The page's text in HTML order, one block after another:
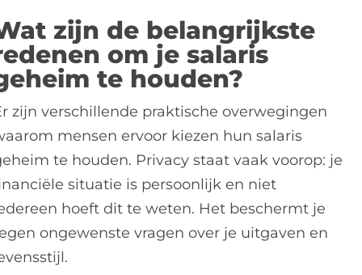
zijn de belangrijkste
om je salaris
te houden?
zijn verschillende praktische overwegingen
mensen ervoor kiezen hun salaris
te houden. Privacy staat vaak voorop: je
situatie is persoonlijk en niet
hoeft dit te weten. Het beschermt je
ongewenste vragen over je uitgaven en